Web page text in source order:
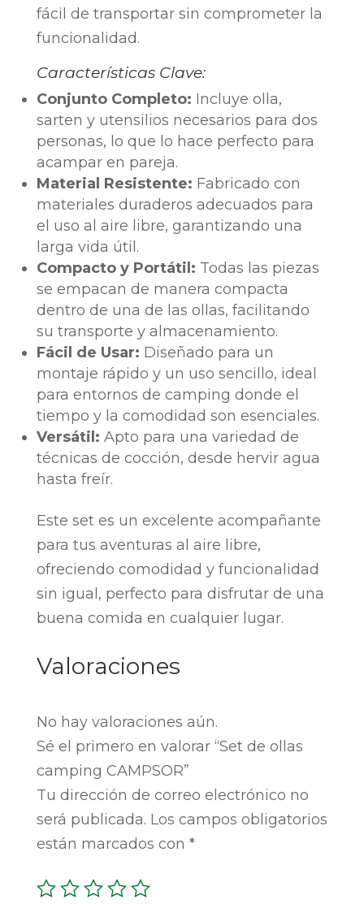
fácil de transportar sin comprometer la
funcionalidad.
Características Clave:
Conjunto Completo: Incluye olla,
sarten y utensilios necesarios para dos
personas, lo que lo hace perfecto para
acampar en pareja.
Material Resistente: Fabricado con
materiales duraderos adecuados para
el uso al aire libre, garantizando una
larga vida útil.
Compacto y Portátil: Todas las piezas
se empacan de manera compacta
dentro de una de las ollas, facilitando
su transporte y almacenamiento.
Fácil de Usar: Diseñado para un
montaje rápido y un uso sencillo, ideal
para entornos de camping donde el
tiempo y la comodidad son esenciales.
Versátil: Apto para una variedad de
técnicas de cocción, desde hervir agua
hasta freír.
Este set es un excelente acompañante
para tus aventuras al aire libre,
ofreciendo comodidad y funcionalidad
sin igual, perfecto para disfrutar de una
buena comida en cualquier lugar.
Valoraciones
No hay valoraciones aún.
Sé el primero en valorar “Set de ollas
camping CAMPSOR”
Tu dirección de correo electrónico no
será publicada. Los campos obligatorios
están marcados con *